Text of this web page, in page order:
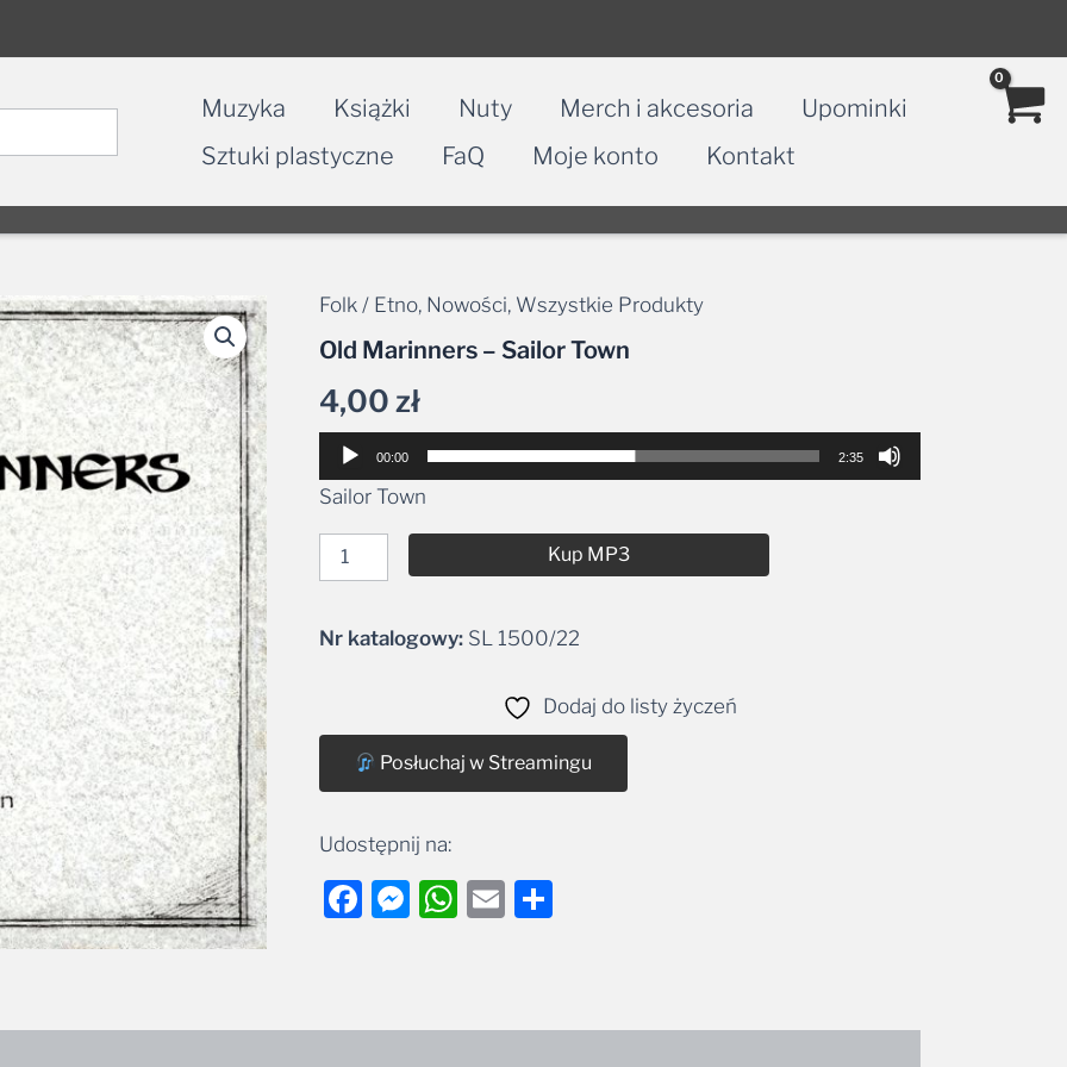
Muzyka Książki Nuty Merch i akcesoria
Upominki
Sztuki plastyczne
FaQ Moje konto Kontakt
Folk / Etno, Nowości, Wszystkie Produkty
Old Marinners – Sailor Town
4,00zł
Odtwarzacz
plików
00:00 2:35
Sailor Town
ilość
Marinners
Sailor
Kup MP3
Alternative:
Nr katalogowy:SL 1500/22
Dodaj do listy życzeń
Posłuchaj w Streamingu
Udostępnij na:
Facebook
Messenger
WhatsApp
EmailShare